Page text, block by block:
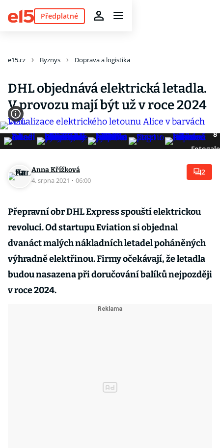
Předplatné
e15.cz Byznys Doprava a logistika
DHL objednává elektrická letadla.
V provozu mají být už v roce 2024
8
Anna Křížková
4. srpna 2021 · 06:00
2
Přepravní obr DHL Express spouští elektrickou
revoluci. Od startupu Eviation si objednal
dvanáct malých nákladních letadel poháněných
výhradně elektřinou. Firmy očekávají, že letadla
budou nasazena při doručování balíků nejpozději
v roce 2024.